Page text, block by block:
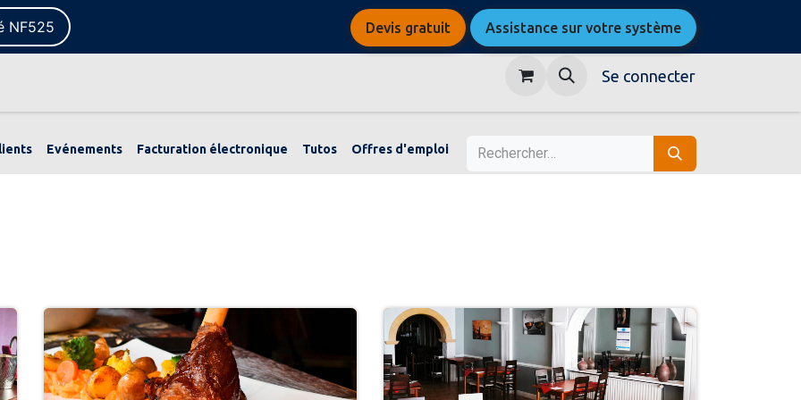
NF525 Devis gratuit Assistance sur votre système
Se connecter
Evénements Facturation électronique Tutos Offres d'emploi